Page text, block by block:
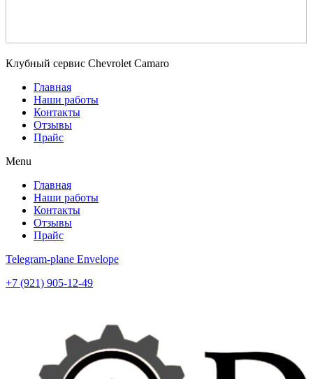
Клубный сервис Chevrolet Camaro
Главная
Наши работы
Контакты
Отзывы
Прайс
Menu
Главная
Наши работы
Контакты
Отзывы
Прайс
Telegram-plane Envelope
+7 (921) 905-12-49